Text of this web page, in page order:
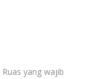
Ruas yang wajib